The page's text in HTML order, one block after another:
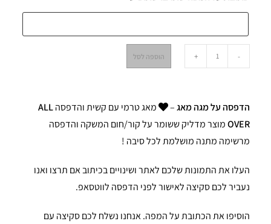
-
+ הוספה לסל
הדפסה על מגה מאג– מאג טרמי עם קשית והדפסהALL
OVERמוצר מדליק ששומר על קור/חום המשקה והדפסה
מרשימה מתנה מושלמת לכל סיבה !
העלו את התמונות שלכם לאתר ושינויים בכיתוב אם תרצו ואנו
נעביר לכם סקיצה לאישור לפני הדפסה לווטסאפ.
הוסיפו את הכתובת על המפה. אנחנו נשלח לכם סקיצה עם